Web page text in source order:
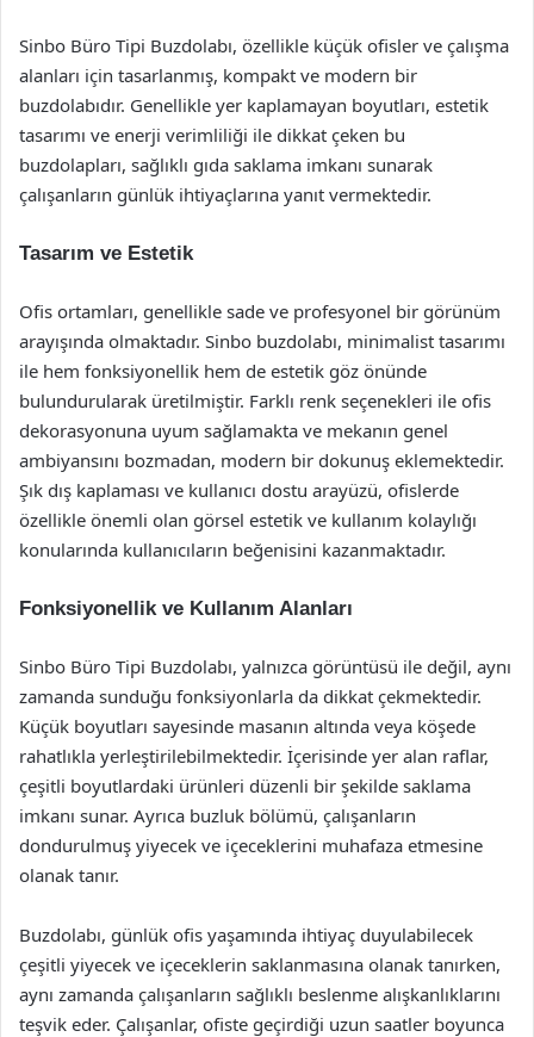
Sinbo Büro Tipi Buzdolabı, özellikle küçük ofisler ve çalışma
alanları için tasarlanmış, kompakt ve modern bir
buzdolabıdır. Genellikle yer kaplamayan boyutları, estetik
tasarımı ve enerji verimliliği ile dikkat çeken bu
buzdolapları, sağlıklı gıda saklama imkanı sunarak
çalışanların günlük ihtiyaçlarına yanıt vermektedir.
Tasarım ve Estetik
Ofis ortamları, genellikle sade ve profesyonel bir görünüm
arayışında olmaktadır. Sinbo buzdolabı, minimalist tasarımı
ile hem fonksiyonellik hem de estetik göz önünde
bulundurularak üretilmiştir. Farklı renk seçenekleri ile ofis
dekorasyonuna uyum sağlamakta ve mekanın genel
ambiyansını bozmadan, modern bir dokunuş eklemektedir.
Şık dış kaplaması ve kullanıcı dostu arayüzü, ofislerde
özellikle önemli olan görsel estetik ve kullanım kolaylığı
konularında kullanıcıların beğenisini kazanmaktadır.
Fonksiyonellik ve Kullanım Alanları
Sinbo Büro Tipi Buzdolabı, yalnızca görüntüsü ile değil, aynı
zamanda sunduğu fonksiyonlarla da dikkat çekmektedir.
Küçük boyutları sayesinde masanın altında veya köşede
rahatlıkla yerleştirilebilmektedir. İçerisinde yer alan raflar,
çeşitli boyutlardaki ürünleri düzenli bir şekilde saklama
imkanı sunar. Ayrıca buzluk bölümü, çalışanların
dondurulmuş yiyecek ve içeceklerini muhafaza etmesine
olanak tanır.
Buzdolabı, günlük ofis yaşamında ihtiyaç duyulabilecek
çeşitli yiyecek ve içeceklerin saklanmasına olanak tanırken,
aynı zamanda çalışanların sağlıklı beslenme alışkanlıklarını
teşvik eder. Çalışanlar, ofiste geçirdiği uzun saatler boyunca